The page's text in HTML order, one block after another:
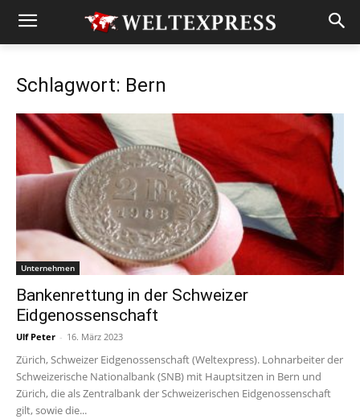
Schlagwort: Bern
Unternehmen
Bankenrettung in der Schweizer
Eidgenossenschaft
Ulf Peter - 16. März 2023
Zürich, Schweizer Eidgenossenschaft (Weltexpress). Lohnarbeiter der
Schweizerische Nationalbank (SNB) mit Hauptsitzen in Bern und
Zürich, die als Zentralbank der Schweizerischen Eidgenossenschaft
gilt, sowie die...